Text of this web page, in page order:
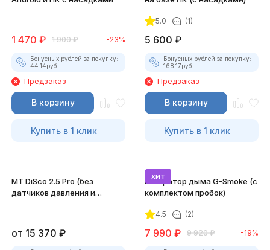
1 470 ₽ 1 900 ₽ -23%
Бонусных рублей за покупку:
44.14руб.
Предзаказ
В корзину
Купить в 1 клик
5.0 (1)
5 600 ₽
Бонусных рублей за покупку:
168.17руб.
Предзаказ
В корзину
Купить в 1 клик
MT DiSco 2.5 Pro (без
датчиков давления и
от 15 370 ₽
хит
Генератор дыма G-Smoke (c
комплектом пробок)
4.5 (2)
7 990 ₽ 9 920 ₽ -19%